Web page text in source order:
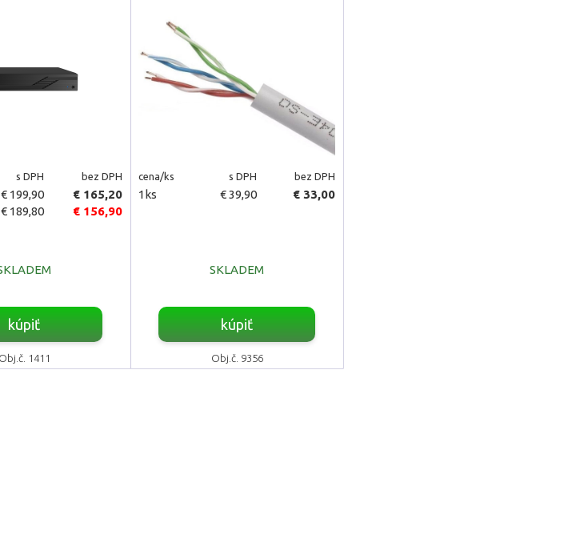
s DPH bez DPH
€ 199,90
€ 165,20
€ 189,80 € 156,90
kúpiť
Obj.č. 1411
cena/ks s DPH bez DPH
1ks € 39,90 € 33,00
SKLADEM
kúpiť
Obj.č. 9356